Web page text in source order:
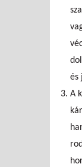
és
A